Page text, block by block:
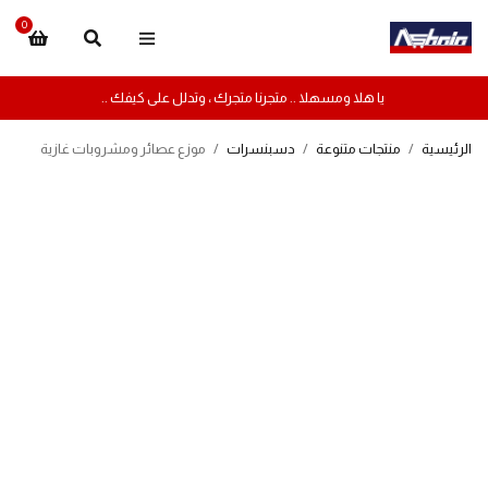
0
يا هلا ومسهلا .. متجرنا متجرك ، وتدلل على كيفك ..
الرئيسية / منتجات متنوعة / دسبنسرات / موزع عصائر ومشروبات غازية